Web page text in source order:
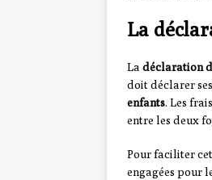
La
La déclaration
doit déclarer
enfants. Les
entre les deux
Pour faciliter
engagées pour